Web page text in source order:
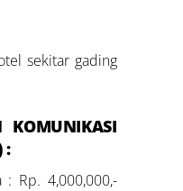
sekitar gading
KOMUNIKASI
:
: Rp. 4,000,000,-